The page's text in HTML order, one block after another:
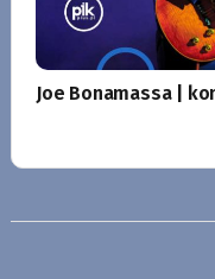
Joe Bonamassa |